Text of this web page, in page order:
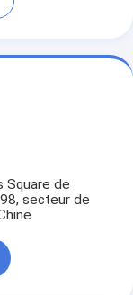
Square de
secteur de